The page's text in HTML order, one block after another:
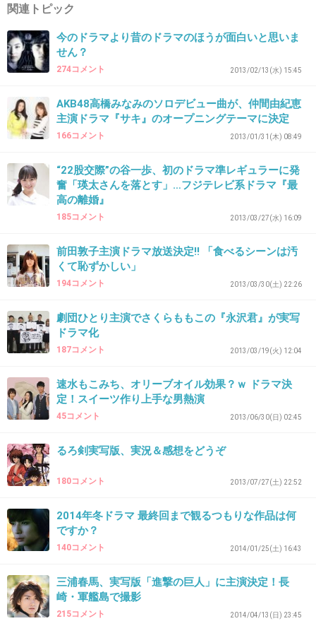
変なCGがたっぷりでつまらなそう。
+249 -1
32. 匿名 2014/06/03(火) 10:41:39
ジャニタレ主演は要らない。はじめから見る気
しない。
+143 -83
クローバーの大倉君といい、ぬーべーの丸山君
といい、何か違うんだよな～。
ふざけんなー！！笑
-9
35. 匿名2014/06/03(火) 10:42:02
36. 匿名2014/06/03(火) 10:42:06
丸山君きらいじゃないけど、うーん。。ちゃん
関連トピック
今のドラマより昔のドラマのほうが面白いと思いま
せん？
274コメント 2013/02/13(水) 15:45
AKB48高橋みなみのソロデビュー曲が、仲間由紀恵
主演ドラマ『サキ』のオープニングテーマに決定
166コメント 2013/01/31(木) 08:49
“22股交際”の谷一歩、初のドラマ準レギュラーに発
奮「瑛太さんを落とす」…フジテレビ系ドラマ『最
高の離婚』
185コメント 2013/03/27(水) 16:09
前田敦子主演ドラマ放送決定!! 「食べるシーンは汚
くて恥ずかしい」
194コメント 2013/03/30(土) 22:26
劇団ひとり主演でさくらももこの『永沢君』が実写
ドラマ化
187コメント 2013/03/19(火) 12:04
速水もこみち、オリーブオイル効果？ｗ ドラマ決
定！スイーツ作り上手な男熱演
45コメント 2013/06/30(日) 02:45
るろ剣実写版、実況＆感想をどうぞ
180コメント 2013/07/27(土) 22:52
2014年冬ドラマ 最終回まで観るつもりな作品は何
ですか？
140コメント 2014/01/25(土) 16:43
三浦春馬、実写版「進撃の巨人」に主演決定！長
崎・軍艦島で撮影
215コメント 2014/04/13(日) 23:45